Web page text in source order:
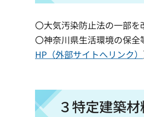
〇大気汚染防止法の一部
〇神奈川県生活環境の保
HP（外部サイトへリンク）
３特定建築材